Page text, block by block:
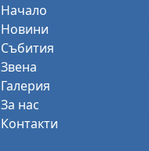
Начало
Новини
Събития
Звена
Галерия
За нас
Контакти